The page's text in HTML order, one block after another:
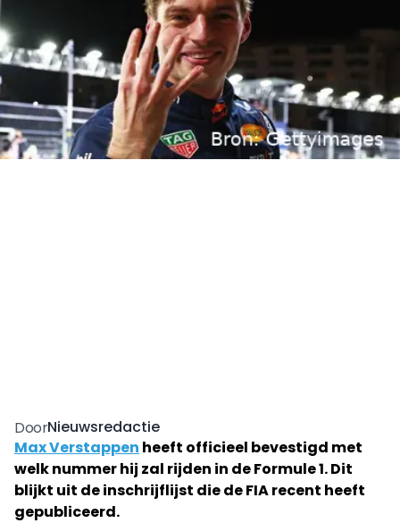
DoorNieuwsredactie
Max Verstappen heeft officieel bevestigd met
welk nummer hij zal rijden in de Formule 1. Dit
blijkt uit de inschrijflijst die de FIA recent heeft
gepubliceerd.